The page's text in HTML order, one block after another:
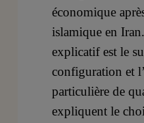
économique
islamique en
explicatif est le
configuration et
particulière de
expliquent le